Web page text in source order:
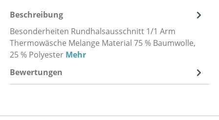
Beschreibung
Besonderheiten Rundhalsausschnitt 1/1 Arm
Thermowäsche Melange Material 75 % Baumwolle,
25 % Polyester Mehr
Bewertungen